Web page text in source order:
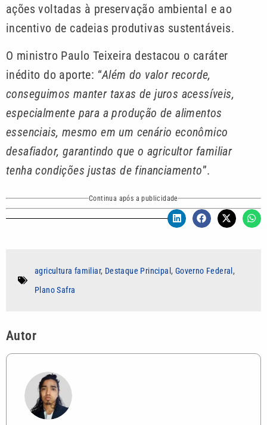
ações voltadas à preservação ambiental e ao
incentivo de cadeias produtivas sustentáveis.
O ministro Paulo Teixeira destacou o caráter
inédito do aporte: “Além do valor recorde,
conseguimos manter taxas de juros acessíveis,
especialmente para a produção de alimentos
essenciais, mesmo em um cenário econômico
desafiador, garantindo que o agricultor familiar
tenha condições justas de financiamento”.
Continua após a publicidade
agricultura familiar, Destaque Principal, Governo Federal ,
Plano Safra
Autor